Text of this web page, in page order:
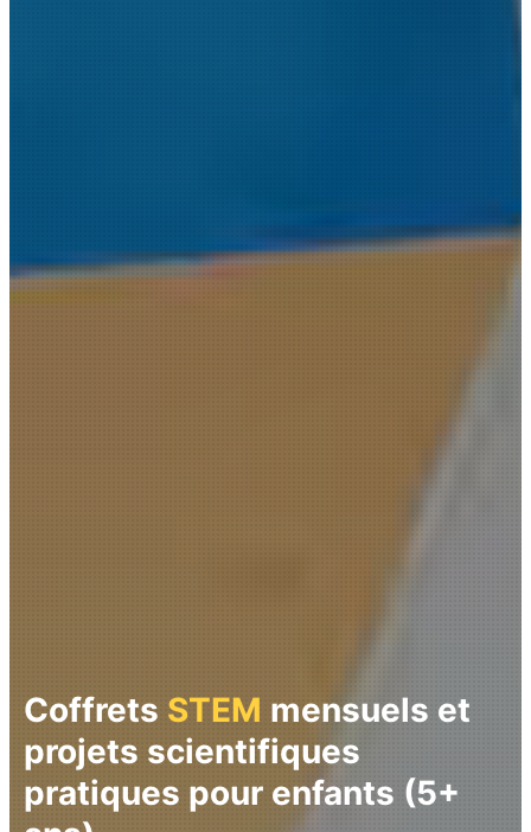
Coffrets STEM mensuels et
projets scientifiques
pratiques pour enfants (5+